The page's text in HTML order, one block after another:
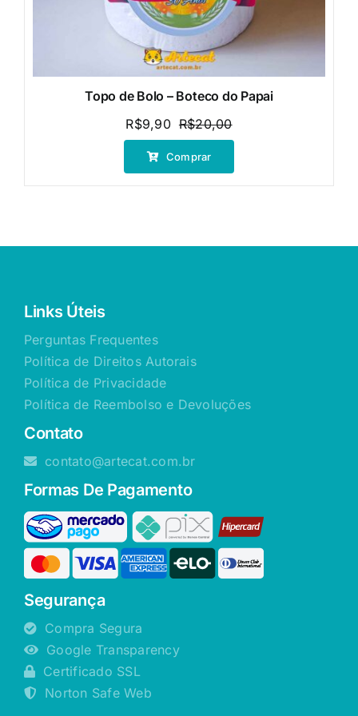
Topo de Bolo – Boteco do Papai
R$20,00O
preço
era:
R$9,90
O
preço
é:
Comprar
Links Úteis
Perguntas Frequentes
Política de Direitos Autorais
Política de Privacidade
Política de Reembolso e Devoluções
Contato
contato@artecat.com.br
Formas De Pagamento
Segurança
Compra Segura
Google Transparency
Certificado SSL
Norton Safe Web